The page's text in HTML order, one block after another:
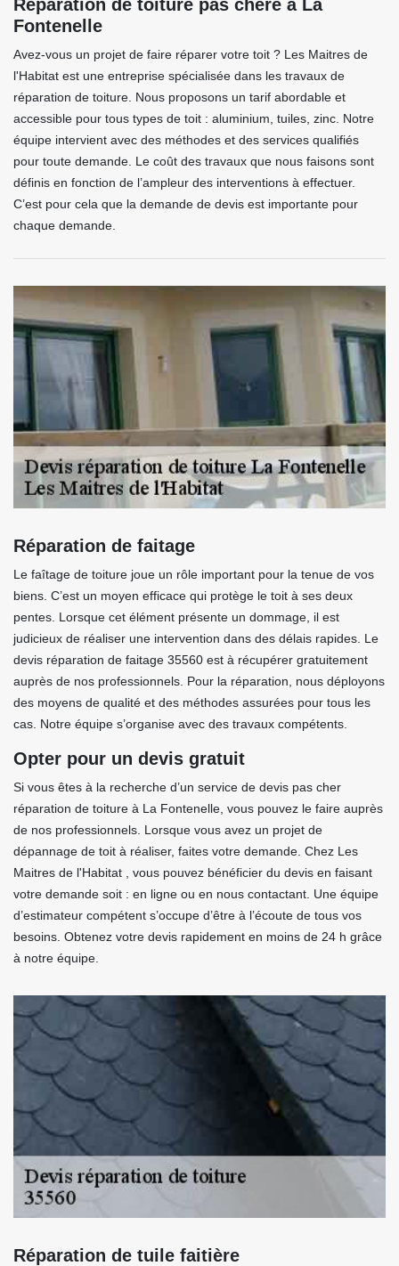
Réparation de toiture pas chère à La
Fontenelle
Avez-vous un projet de faire réparer votre toit ? Les Maitres de
l'Habitat est une entreprise spécialisée dans les travaux de
réparation de toiture. Nous proposons un tarif abordable et
accessible pour tous types de toit : aluminium, tuiles, zinc. Notre
équipe intervient avec des méthodes et des services qualifiés
pour toute demande. Le coût des travaux que nous faisons sont
définis en fonction de l’ampleur des interventions à effectuer.
C’est pour cela que la demande de devis est importante pour
chaque demande.
Réparation de faitage
Le faîtage de toiture joue un rôle important pour la tenue de vos
biens. C’est un moyen efficace qui protège le toit à ses deux
pentes. Lorsque cet élément présente un dommage, il est
judicieux de réaliser une intervention dans des délais rapides. Le
devis réparation de faitage 35560 est à récupérer gratuitement
auprès de nos professionnels. Pour la réparation, nous déployons
des moyens de qualité et des méthodes assurées pour tous les
cas. Notre équipe s’organise avec des travaux compétents.
Opter pour un devis gratuit
Si vous êtes à la recherche d’un service de devis pas cher
réparation de toiture à La Fontenelle, vous pouvez le faire auprès
de nos professionnels. Lorsque vous avez un projet de
dépannage de toit à réaliser, faites votre demande. Chez Les
Maitres de l'Habitat , vous pouvez bénéficier du devis en faisant
votre demande soit : en ligne ou en nous contactant. Une équipe
d’estimateur compétent s’occupe d’être à l’écoute de tous vos
besoins. Obtenez votre devis rapidement en moins de 24 h grâce
à notre équipe.
Réparation de tuile faitière